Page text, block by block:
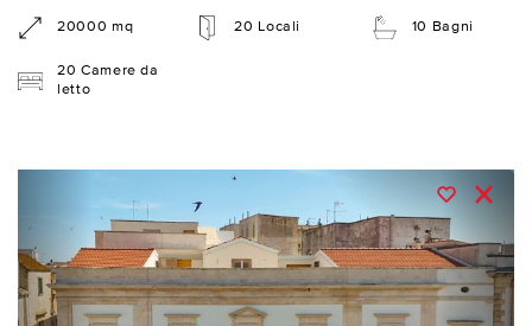
20000 mq 20 Locali 10 Bagni
20 Camere da
letto